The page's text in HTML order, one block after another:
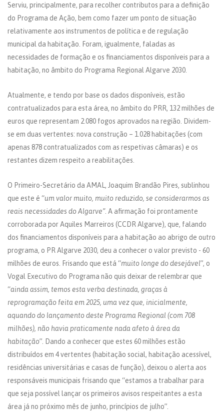
Serviu, principalmente, para recolher contributos para a definição
do Programa de Ação, bem como fazer um ponto de situação
relativamente aos instrumentos de política e de regulação
municipal da habitação. Foram, igualmente, faladas as
necessidades de formação e os financiamentos disponíveis para a
habitação, no âmbito do Programa Regional Algarve 2030.
Atualmente, e tendo por base os dados disponíveis, estão
contratualizados para esta área, no âmbito do PRR, 132 milhões de
euros que representam 2.080 fogos aprovados na região. Dividem-
se em duas vertentes: nova construção – 1.028 habitações (com
apenas 878 contratualizados com as respetivas câmaras) e os
restantes dizem respeito a reabilitações.
O Primeiro-Secretário da AMAL, Joaquim Brandão Pires, sublinhou
que este é “um valor muito, muito reduzido, se considerarmos as
reais necessidades do Algarve”. A afirmação foi prontamente
corroborada por Aquiles Marreiros (CCDR Algarve), que, falando
dos financiamentos disponíveis para a habitação ao abrigo de outro
programa, o PR Algarve 2030, deu a conhecer o valor previsto - 60
milhões de euros. Frisando que está “muito longe do desejável”, o
Vogal Executivo do Programa não quis deixar de relembrar que
“ainda assim, temos esta verba destinada, graças à
reprogramação feita em 2025, uma vez que, inicialmente,
aquando do lançamento deste Programa Regional (com 708
milhões), não havia praticamente nada afeto à área da
habitação”. Dando a conhecer que estes 60 milhões estão
distribuídos em 4 vertentes (habitação social, habitação acessível,
residências universitárias e casas de função), deixou o alerta aos
responsáveis municipais frisando que “estamos a trabalhar para
que seja possível lançar os primeiros avisos respeitantes a esta
área já no próximo mês de junho, princípios de julho”.